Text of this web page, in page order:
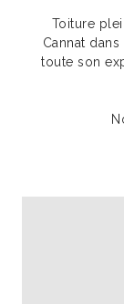
Toiture
Cannat
toute son